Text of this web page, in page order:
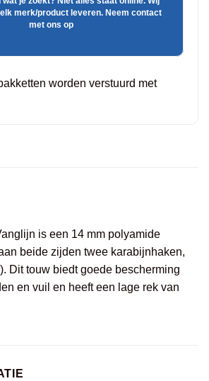
merk/product leveren. Neem contact
met ons op
worden verstuurd met
is een 14 mm polyamide
beide zijden twee karabijnhaken,
Dit touw biedt goede bescherming
en vuil en heeft een lage rek van